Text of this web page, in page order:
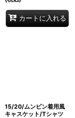
カートに入れる
15/20/ムンビン着用風
キャスケット/Tシャツ